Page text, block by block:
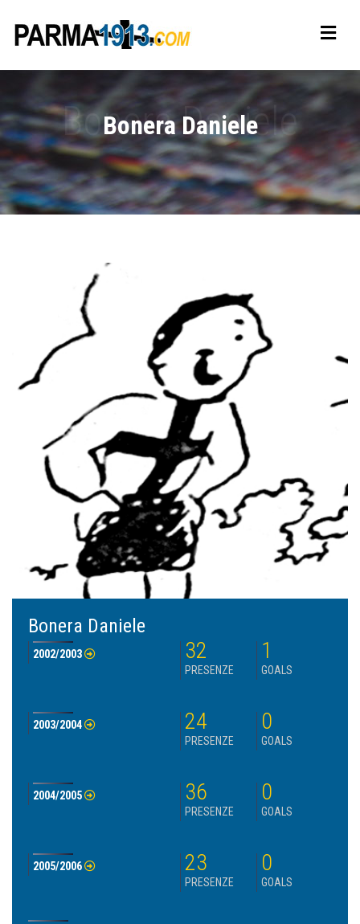
Bonera Daniele
Bonera Daniele
2002/2003 32
PRESENZE
1
GOALS
2003/2004 24
PRESENZE
0
GOALS
2004/2005 36
PRESENZE
0
GOALS
2005/2006 23
PRESENZE
0
GOALS